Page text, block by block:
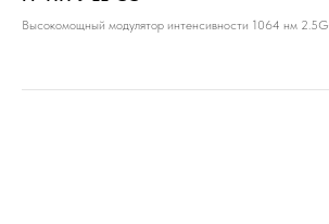
Высокомощный модулятор интенсивности 1064 нм 2.5G